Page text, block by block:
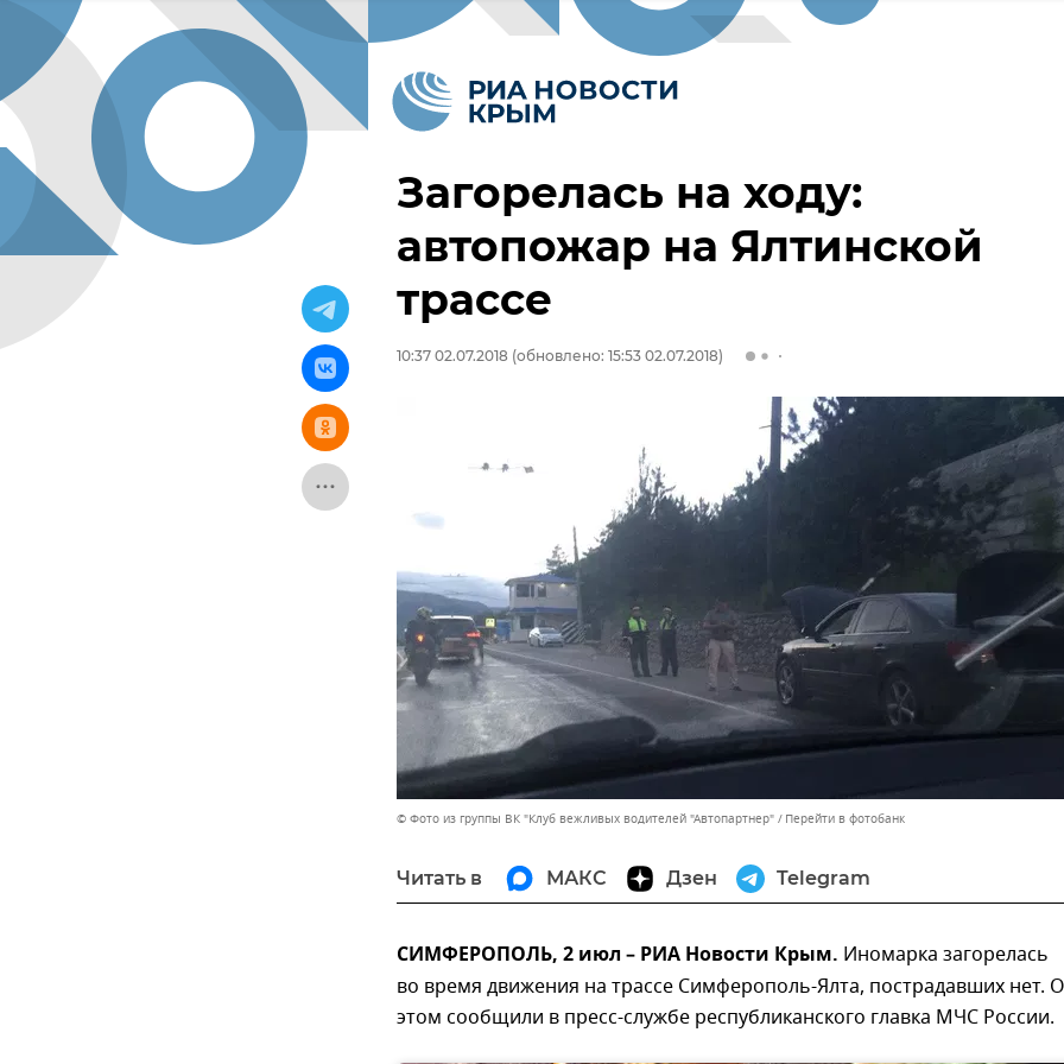
Загорелась на ходу:
автопожар на Ялтинской
трассе
10:37 02.07.2018 (обновлено: 15:53 02.07.2018)
© Фото из группы ВК "Клуб вежливых водителей "Автопартнер" Перейти в фотобанк
Читать в МАКС Дзен Telegram
СИМФЕРОПОЛЬ, 2 июл – РИА Новости Крым. Иномарка загорелась
во время движения на трассе Симферополь-Ялта, пострадавших нет.
этом сообщили в пресс-службе республиканского главка МЧС России.